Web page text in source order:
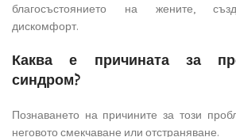
благосъстоянието на жените,
дискомфорт.
Каква е причината за
синдром?
Познаването на причините за този
неговото смекчаване или отстраняване.